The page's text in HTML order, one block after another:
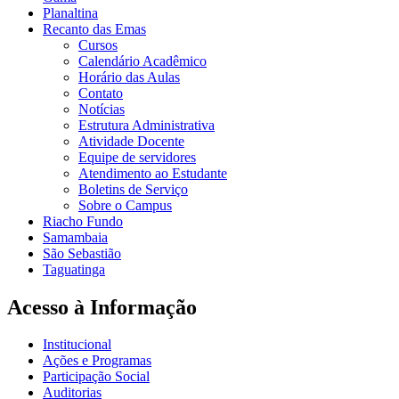
Planaltina
Recanto das Emas
Cursos
Calendário Acadêmico
Horário das Aulas
Contato
Notícias
Estrutura Administrativa
Atividade Docente
Equipe de servidores
Atendimento ao Estudante
Boletins de Serviço
Sobre o Campus
Riacho Fundo
Samambaia
São Sebastião
Taguatinga
Acesso à Informação
Institucional
Ações e Programas
Participação Social
Auditorias